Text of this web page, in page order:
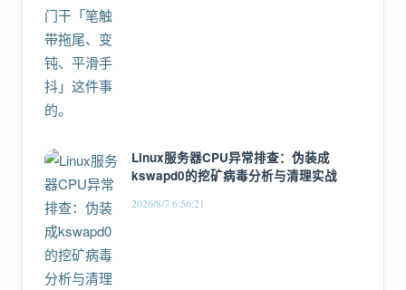
Linux服务器CPU异常排查：伪装成
kswapd0的挖矿病毒分析与清理实战
2026/8/7 6:56:21